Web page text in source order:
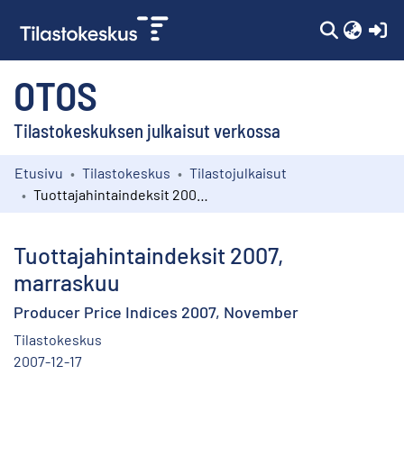
OTOS
Tilastokeskuksen julkaisut verkossa
Kokoelmat
Etusivu Tilastokeskus
Tilastojulkaisut
Tuottajahintaindeksit 2007,
marraskuu
Producer Price Indices 2007, November
Tilastokeskus
2007-12-17